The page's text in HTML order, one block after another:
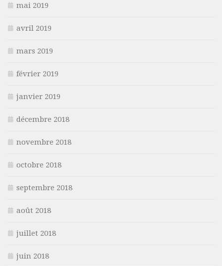
mai 2019
avril 2019
mars 2019
février 2019
janvier 2019
décembre 2018
novembre 2018
octobre 2018
septembre 2018
août 2018
juillet 2018
juin 2018